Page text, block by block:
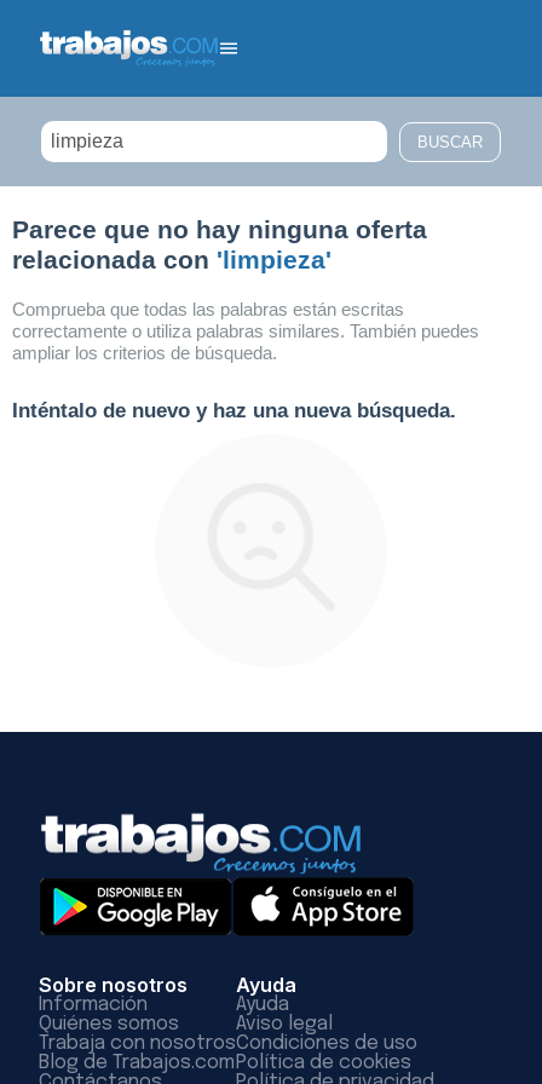
Parece que no hay ninguna oferta
relacionada con 'limpieza'
Comprueba que todas las palabras están escritas
correctamente o utiliza palabras similares. También puedes
ampliar los criterios de búsqueda.
Inténtalo de nuevo y haz una nueva búsqueda.
Sobre nosotros
Información
Quiénes somos
Trabaja con nosotros
Blog de Trabajos.com
Ayuda
Ayuda
Aviso legal
Condiciones de uso
Política de cookies